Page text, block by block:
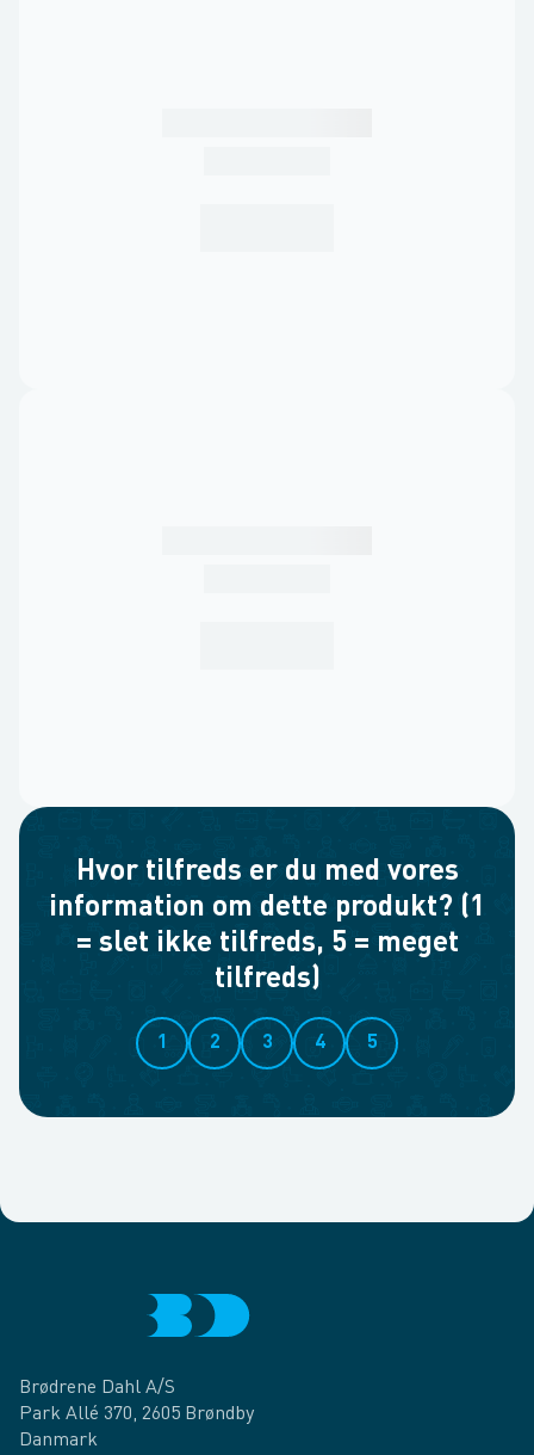
Hvor tilfreds er du med vores
information om dette produkt? (1
= slet ikke tilfreds, 5 = meget
tilfreds)
1 2 3 4 5
Brødrene Dahl A/S
Park Allé 370, 2605 Brøndby
Danmark